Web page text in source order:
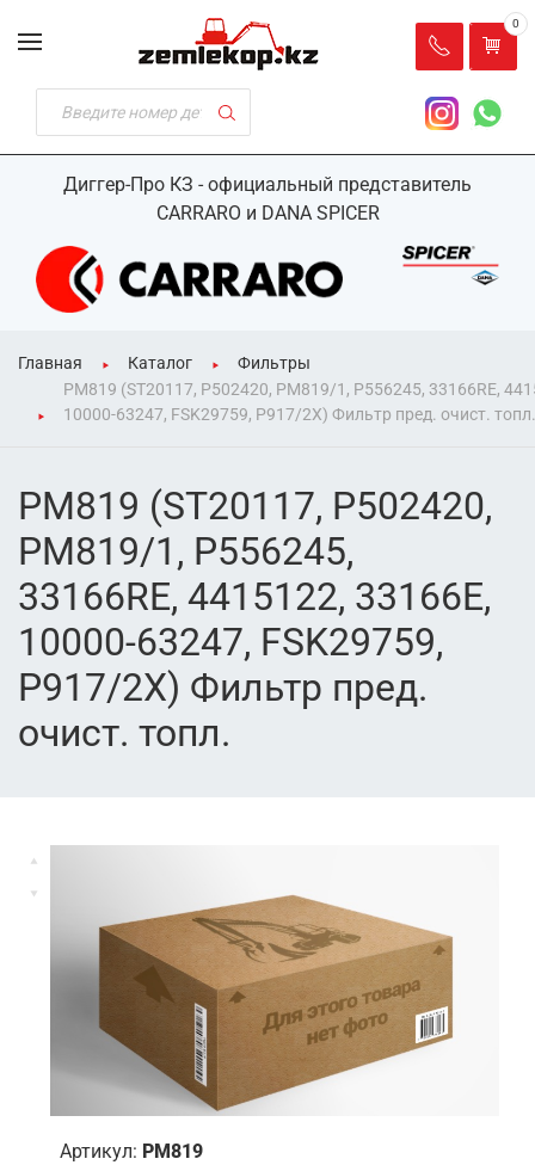
Диггер-Про КЗ - официальный представитель
CARRARO и DANA SPICER
0
Главная Каталог
Фильтры
PM819 (ST20117, Р502420, PM819/1, P556245, 33166RE,
10000-63247, FSK29759, P917/2X) Фильтр пред. очист. топл.
PM819 (ST20117, Р502420,
PM819/1, P556245,
33166RE, 4415122, 33166E,
10000-63247, FSK29759,
P917/2X) Фильтр пред.
очист. топл.
Артикул: PM819